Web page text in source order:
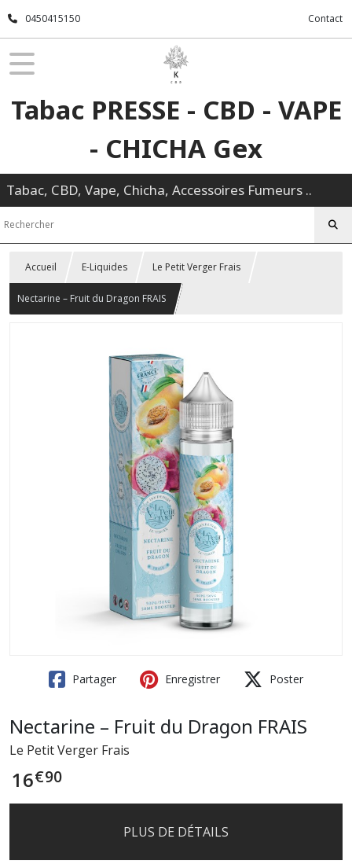
0450415150 Contact
Tabac PRESSE - CBD - VAPE
- CHICHA Gex
Tabac, CBD, Vape, Chicha, Accessoires Fumeurs ..
Accueil E-Liquides Le Petit Verger Frais
Nectarine – Fruit du Dragon FRAIS
Partager Enregistrer Poster
Nectarine – Fruit du Dragon FRAIS
Le Petit Verger Frais
16€90
PLUS DE DÉTAILS